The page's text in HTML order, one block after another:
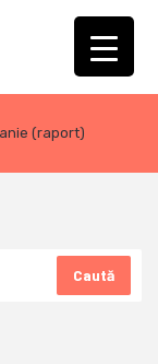
(raport)
Caută